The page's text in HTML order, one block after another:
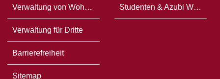
Verwaltung von Wohneigentum
Verwaltung für Dritte
Barrierefreiheit
Sitemap
Studenten & Azubi WG`s